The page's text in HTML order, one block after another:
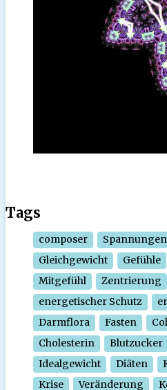
Tags
composer Spannungen
Gleichgewicht
Gefühle
Mitgefühl
Zentrierung
energetischer Schutz
Darmflora
Fasten
Cholesterin
Blutzucker
Idealgewicht
Diäten
Krise
Veränderung